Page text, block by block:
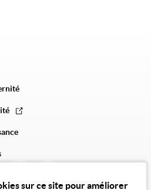
sur ce site pour améliorer